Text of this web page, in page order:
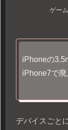
ゲー
iPhoneの
iPhone7で廃
デバイスごと